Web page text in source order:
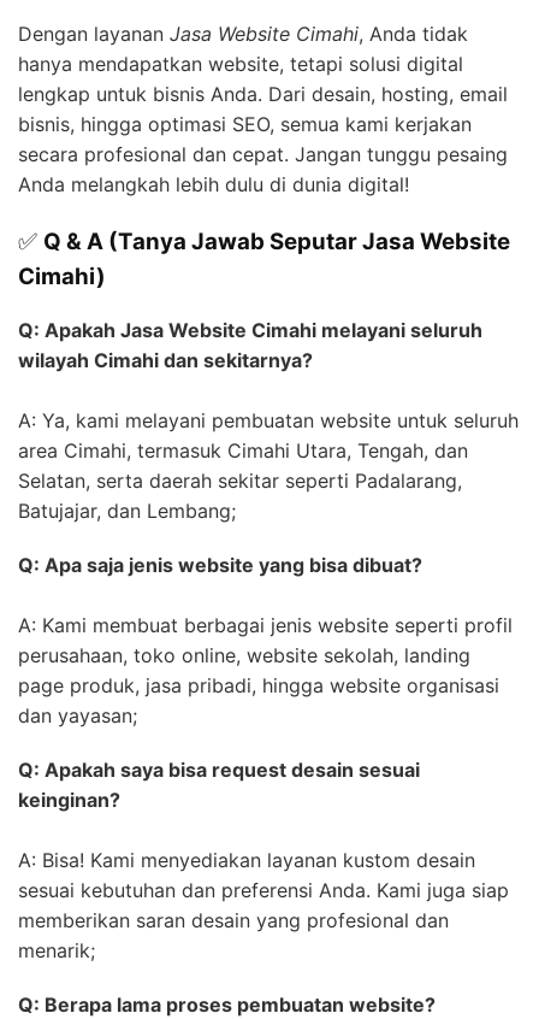
Dengan layanan Jasa Website Cimahi, Anda tidak
hanya mendapatkan website, tetapi solusi digital
lengkap untuk bisnis Anda. Dari desain, hosting, email
bisnis, hingga optimasi SEO, semua kami kerjakan
secara profesional dan cepat. Jangan tunggu pesaing
Anda melangkah lebih dulu di dunia digital!
✅ Q & A (Tanya Jawab Seputar Jasa Website
Cimahi)
Q: Apakah Jasa Website Cimahi melayani seluruh
wilayah Cimahi dan sekitarnya?
A: Ya, kami melayani pembuatan website untuk seluruh
area Cimahi, termasuk Cimahi Utara, Tengah, dan
Selatan, serta daerah sekitar seperti Padalarang,
Batujajar, dan Lembang;
Q: Apa saja jenis website yang bisa dibuat?
A: Kami membuat berbagai jenis website seperti profil
perusahaan, toko online, website sekolah, landing
page produk, jasa pribadi, hingga website organisasi
dan yayasan;
Q: Apakah saya bisa request desain sesuai
keinginan?
A: Bisa! Kami menyediakan layanan kustom desain
sesuai kebutuhan dan preferensi Anda. Kami juga siap
memberikan saran desain yang profesional dan
menarik;
Q: Berapa lama proses pembuatan website?